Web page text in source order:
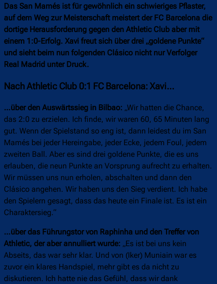
Das San Mamés ist für gewöhnlich ein schwieriges Pflaster,
auf dem Weg zur Meisterschaft meistert der FC Barcelona die
dortige Herausforderung gegen den Athletic Club aber mit
einem 1:0-Erfolg. Xavi freut sich über drei „goldene Punkte“
und sieht beim nun folgenden Clásico nicht nur Verfolger
Real Madrid unter Druck.
Nach Athletic Club 0:1 FC Barcelona: Xavi…
…über den Auswärtssieg in Bilbao: „Wir hatten die Chance,
das 2:0 zu erzielen. Ich finde, wir waren 60, 65 Minuten lang
gut. Wenn der Spielstand so eng ist, dann leidest du im San
Mamés bei jeder Hereingabe, jeder Ecke, jedem Foul, jedem
zweiten Ball. Aber es sind drei goldene Punkte, die es uns
erlauben, die neun Punkte an Vorsprung aufrecht zu erhalten.
Wir müssen uns nun erholen, abschalten und dann den
Clásico angehen. Wir haben uns den Sieg verdient. Ich habe
den Spielern gesagt, dass das heute ein Finale ist. Es ist ein
Charaktersieg.“
…über das Führungstor von Raphinha und den Treffer von
Athletic, der aber annulliert wurde: „Es ist bei uns kein
Abseits, das war sehr klar. Und von (Iker) Muniain war es
zuvor ein klares Handspiel, mehr gibt es da nicht zu
diskutieren. Ich hatte nie das Gefühl, dass wir dank